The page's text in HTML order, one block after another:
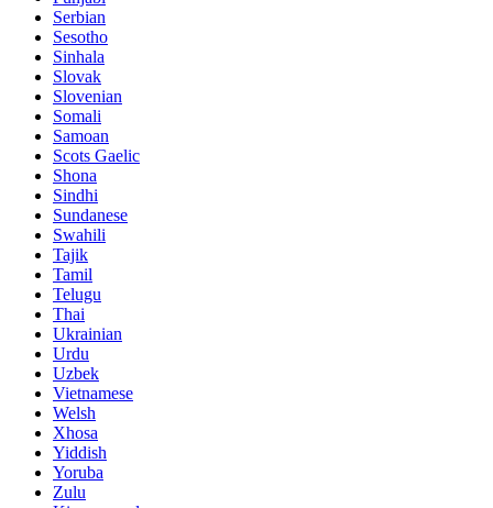
Serbian
Sesotho
Sinhala
Slovak
Slovenian
Somali
Samoan
Scots Gaelic
Shona
Sindhi
Sundanese
Swahili
Tajik
Tamil
Telugu
Thai
Ukrainian
Urdu
Uzbek
Vietnamese
Welsh
Xhosa
Yiddish
Yoruba
Zulu